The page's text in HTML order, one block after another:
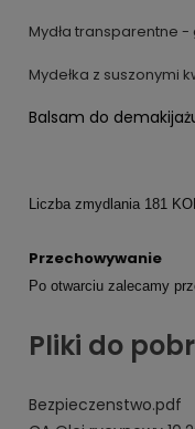
Mydła transparentne
Mydełka z suszonymi
Balsam do
Liczba zmydlania 181
Przechowywanie
Po otwarciu zalecamy
Pliki do
Bezpieczenstwo.pdf